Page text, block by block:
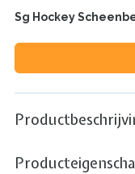
Sg Hockey